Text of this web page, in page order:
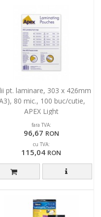
pt. laminare, 303 x 426mm
80 mic., 100 buc/cutie,
APEX Light
fara TVA:
96,67 RON
cu TVA:
115,04 RON